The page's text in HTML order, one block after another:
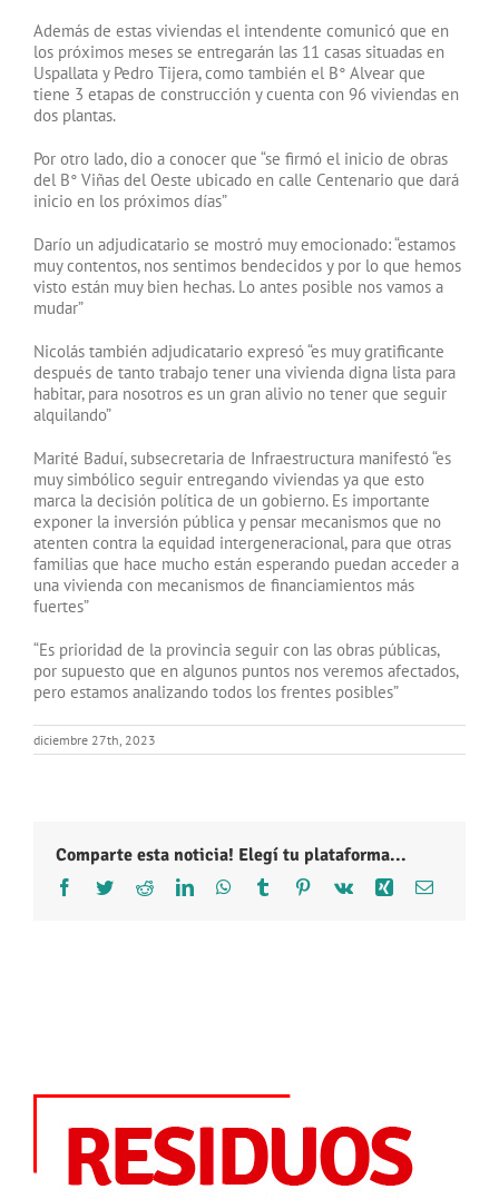
Además de estas viviendas el intendente comunicó que en
los próximos meses se entregarán las 11 casas situadas en
Uspallata y Pedro Tijera, como también el B° Alvear que
tiene 3 etapas de construcción y cuenta con 96 viviendas en
dos plantas.
Por otro lado, dio a conocer que “se firmó el inicio de obras
del B° Viñas del Oeste ubicado en calle Centenario que dará
inicio en los próximos días”
Darío un adjudicatario se mostró muy emocionado: “estamos
muy contentos, nos sentimos bendecidos y por lo que hemos
visto están muy bien hechas. Lo antes posible nos vamos a
mudar”
Nicolás también adjudicatario expresó “es muy gratificante
después de tanto trabajo tener una vivienda digna lista para
habitar, para nosotros es un gran alivio no tener que seguir
alquilando”
Marité Baduí, subsecretaria de Infraestructura manifestó “es
muy simbólico seguir entregando viviendas ya que esto
marca la decisión política de un gobierno. Es importante
exponer la inversión pública y pensar mecanismos que no
atenten contra la equidad intergeneracional, para que otras
familias que hace mucho están esperando puedan acceder a
una vivienda con mecanismos de financiamientos más
fuertes”
“Es prioridad de la provincia seguir con las obras públicas,
por supuesto que en algunos puntos nos veremos afectados,
pero estamos analizando todos los frentes posibles”
diciembre 27th, 2023
Comparte esta noticia! Elegí tu plataforma...
Facebook
TwitterRedditLinkedInWhatsApp
Tumblr Pinterest
Vk Xing Correo